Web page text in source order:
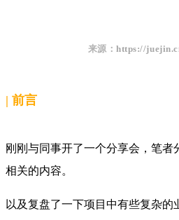
来源：https://
| 前言
刚刚与同事开了一个分享会，笔者
相关的内容。
以及复盘了一下项目中有些复杂